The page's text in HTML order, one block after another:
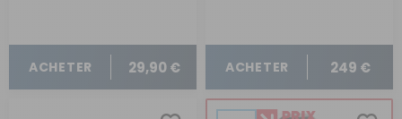
ACHETER 29,90 € ACHETER 249 €